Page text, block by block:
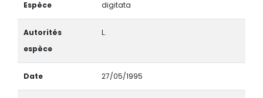
Espèce digitata
Autorités
espèce
L.
Date 27/05/1995